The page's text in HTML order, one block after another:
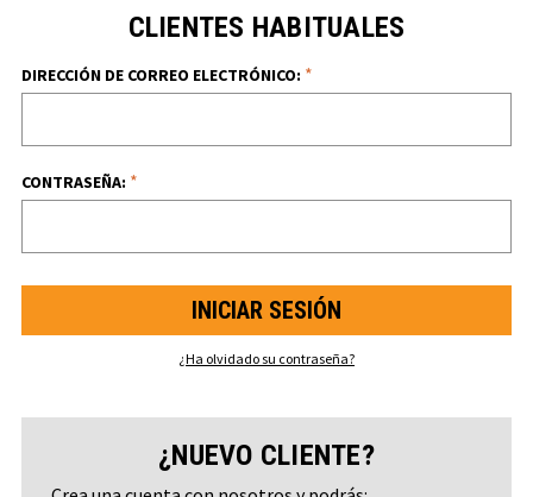
CLIENTES HABITUALES
DIRECCIÓN DE CORREO ELECTRÓNICO: *
CONTRASEÑA: *
¿Ha olvidado su contraseña?
¿NUEVO CLIENTE?